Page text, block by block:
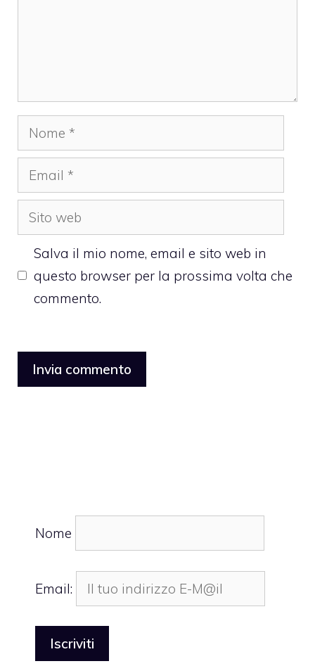
Nome
Email
Sito
web
Salva il mio nome, email e sito web in
questo browser per la prossima volta che
commento.
Nome
Email: